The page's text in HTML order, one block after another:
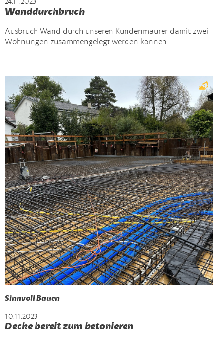
Wanddurchbruch
Ausbruch Wand durch unseren Kundenmaurer damit zwei
Wohnungen zusammengelegt werden können.
Sinnvoll Bauen
10.11.2023
Decke bereit zum betonieren